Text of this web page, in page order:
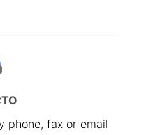
phone, fax or email